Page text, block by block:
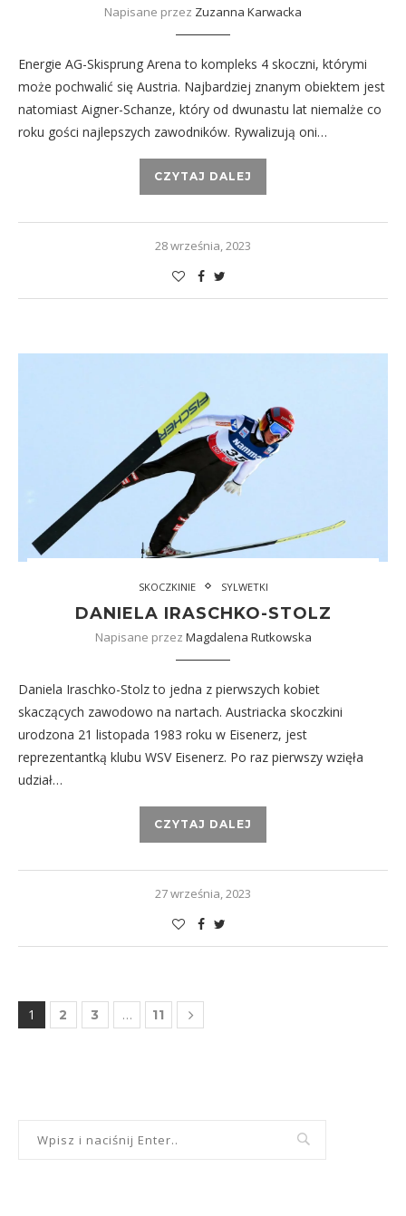
Napisane przez Zuzanna Karwacka
Energie AG-Skisprung Arena to kompleks 4 skoczni, którymi
może pochwalić się Austria. Najbardziej znanym obiektem jest
natomiast Aigner-Schanze, który od dwunastu lat niemalże co
roku gości najlepszych zawodników. Rywalizują oni…
CZYTAJ DALEJ
28 września, 2023
SKOCZKINIE SYLWETKI
DANIELA IRASCHKO-STOLZ
Napisane przez Magdalena Rutkowska
Daniela Iraschko-Stolz to jedna z pierwszych kobiet
skaczących zawodowo na nartach. Austriacka skoczkini
urodzona 21 listopada 1983 roku w Eisenerz, jest
reprezentantką klubu WSV Eisenerz. Po raz pierwszy wzięła
udział…
CZYTAJ DALEJ
27 września, 2023
1 2 3 … 11